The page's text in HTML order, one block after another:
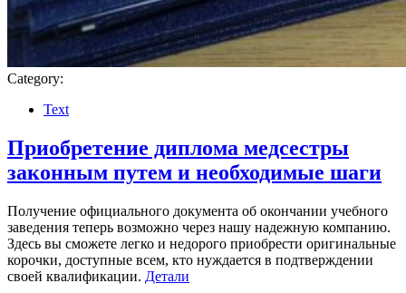
Category:
Text
Приобретение диплома медсестры
законным путем и необходимые шаги
Получение официального документа об окончании учебного
заведения теперь возможно через нашу надежную компанию.
Здесь вы сможете легко и недорого приобрести оригинальные
корочки, доступные всем, кто нуждается в подтверждении
своей квалификации. Детали